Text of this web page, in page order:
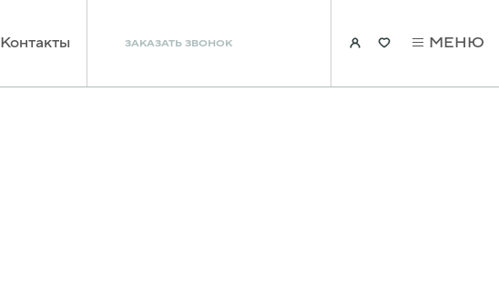
Контакты ЗАКАЗАТЬ ЗВОНОК МЕНЮ